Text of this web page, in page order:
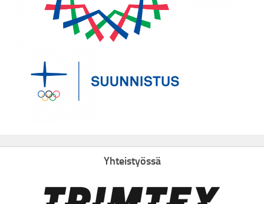
Yhteistyössä